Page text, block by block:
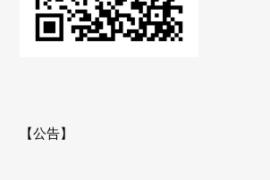
【公告】